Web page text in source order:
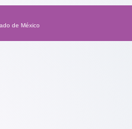
de México